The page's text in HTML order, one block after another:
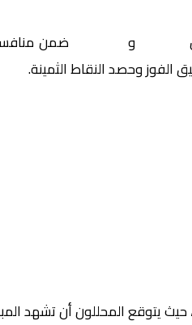
وتشيلسي
ضمن
الفوز وحصد النقاط الثمينة.
يتوقع المحللون أن تشهد